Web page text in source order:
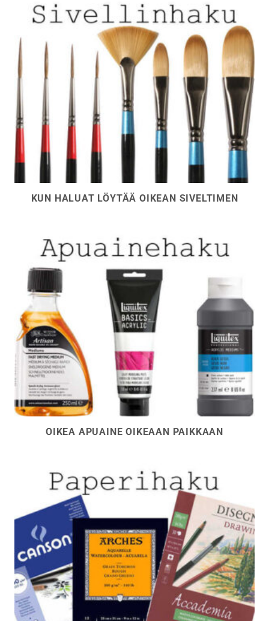
KUN HALUAT LÖYTÄÄ OIKEAN SIVELTIMEN
OIKEA APUAINE OIKEAAN PAIKKAAN